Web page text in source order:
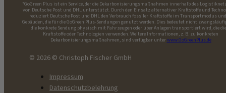
*GoGreen Plus ist ein Service, der die Dekarbonisierungsmaßnahmen innerhalb des
von Deutsche Post und DHL unterstützt. Durch den Einsatz alternativer Kraftstoffe und
reduziert Deutsche Post und DHL den Verbrauch fossiler Kraftstoffe im Transportmodus
Gebäuden, die für die GoGreen Plus-Sendungen genutzt werden. Dies bedeutet nicht
die konkrete Sendung physisch mit Fahrzeugen oder über Anlagen transportiert wird, die
Kraftstoffe oder Technologien verwenden. Weitere Informationen, z. B. zu konkreten
Dekarbonisierungsmaßnahmen, sind verfügbar unterwww.GoGreenPlus.de
© 2026 © Christoph Fischer GmbH
Impressum
Datenschutzbelehrung